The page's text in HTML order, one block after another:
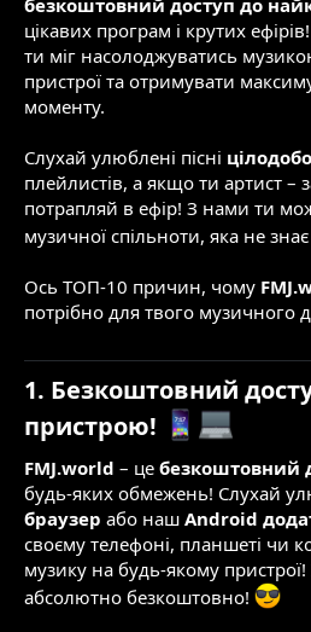
я
безкоштовний доступ до
цікавих програм і крутих
ти міг насолоджуватись
пристрої та отримувати
моменту.
Слухай улюблені пісні
плейлистів, а якщо ти артист –
потрапляй в ефір! З нами ти
музичної спільноти, яка не
Ось ТОП-10 причин, чому
потрібно для твого музичного
1. Безкоштовний
пристрою!
FMJ.world – це безкоштовний
будь-яких обмежень! Слухай
браузер або наш Android
своєму телефоні, планшеті чи
музику на будь-якому
абсолютно безкоштовно!